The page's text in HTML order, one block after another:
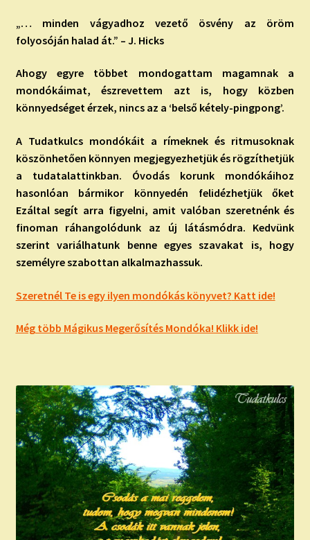
„… minden vágyadhoz vezető ösvény az öröm
folyosóján halad át.” – J. Hicks
Ahogy egyre többet mondogattam magamnak a
mondókáimat, észrevettem azt is, hogy közben
könnyedséget érzek, nincs az a ‘belső kétely-pingpong’.
A Tudatkulcs mondókáit a rímeknek és ritmusoknak
köszönhetően könnyen megjegyezhetjük és rögzíthetjük
a tudatalattinkban. Óvodás korunk mondókáihoz
hasonlóan bármikor könnyedén felidézhetjük őket
Ezáltal segít arra figyelni, amit valóban szeretnénk és
finoman ráhangolódunk az új látásmódra. Kedvünk
szerint variálhatunk benne egyes szavakat is, hogy
személyre szabottan alkalmazhassuk.
Szeretnél Te is egy ilyen mondókás könyvet? Katt ide!
Még több Mágikus Megerősítés Mondóka! Klikk ide!